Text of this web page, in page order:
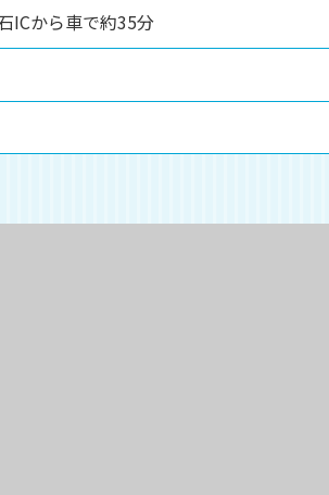
ICから車で約35分